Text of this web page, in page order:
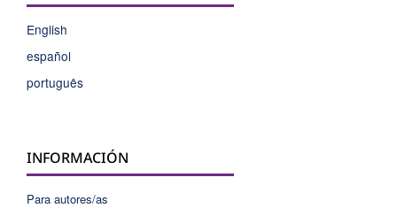
English
español
português
INFORMACIÓN
Para autores/as